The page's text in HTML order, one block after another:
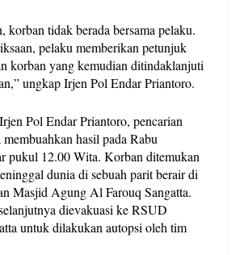
korban tidak berada bersama pelaku.
pelaku memberikan petunjuk
korban yang kemudian ditindaklanjuti
ungkap Irjen Pol Endar Priantoro.
Pol Endar Priantoro, pencarian
hasil pada Rabu
pukul 12.00 Wita. Korban ditemukan
dunia di sebuah parit berair di
Masjid Agung Al Farouq Sangatta.
dievakuasi ke RSUD
untuk dilakukan autopsi oleh tim